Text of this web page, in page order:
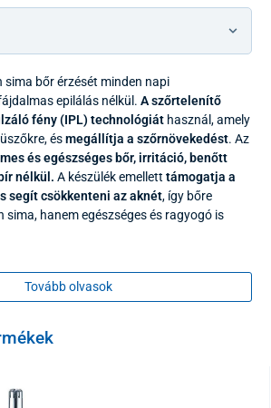
sima bőr érzését minden napi
epilálás nélkül. A szőrtelenítő
fény (IPL) technológiát használ, amely
ésmegállítja a szőrnövekedést. Az
és egészséges bőr, irritáció, benőtt
nélkül. A készülék emellett támogatja a
segít csökkenteni az aknét, így bőre
sima, hanem egészséges és ragyogó is
Tovább olvasok